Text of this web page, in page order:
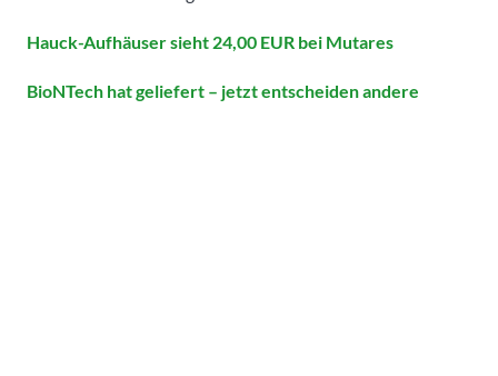
Hauck-Aufhäuser sieht 24,00 EUR bei Mutares
BioNTech hat geliefert – jetzt entscheiden andere